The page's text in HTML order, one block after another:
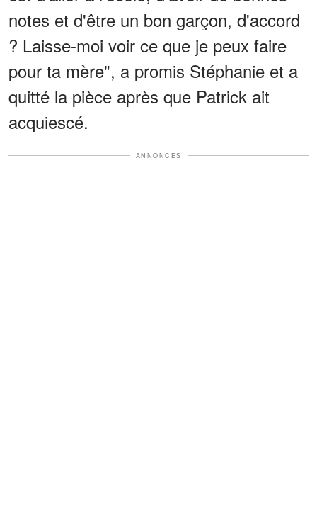
notes et d'être un bon garçon, d'accord
? Laisse-moi voir ce que je peux faire
pour ta mère", a promis Stéphanie et a
quitté la pièce après que Patrick ait
acquiescé.
ANNONCES